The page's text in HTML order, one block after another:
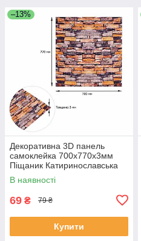
–13%
Декоративна 3D панель
самоклейка 700х770х3мм
Піщаник Катиринославська
цегла (045-3) SW-00000692
В наявності
69 ₴ 79 ₴
Купити